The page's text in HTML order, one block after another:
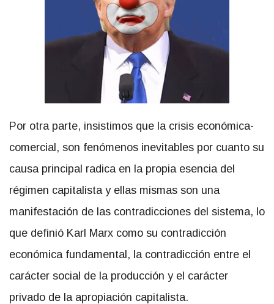
Por otra parte, insistimos que la crisis económica-
comercial, son fenómenos inevitables por cuanto su
causa principal radica en la propia esencia del
régimen capitalista y ellas mismas son una
manifestación de las contradicciones del sistema, lo
que definió Karl Marx como su contradicción
económica fundamental, la contradicción entre el
carácter social de la producción y el carácter
privado de la apropiación capitalista.